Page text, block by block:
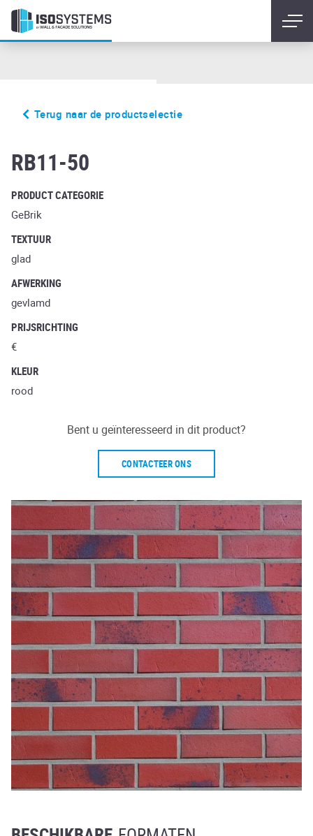
Terug naar de productselectie
RB11-50
PRODUCT CATEGORIE
GeBrik
TEXTUUR
glad
AFWERKING
gevlamd
PRIJSRICHTING
€
KLEUR
rood
Bent u geïnteresseerd in dit product?
CONTACTEER ONS